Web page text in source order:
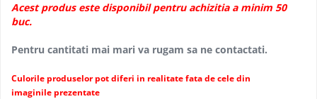
Acest produs este disponibil pentru achizitia a minim 50
buc.
Pentru cantitati mai mari va rugam sa ne contactati.
Culorile produselor pot diferi in realitate fata de cele din
imaginile prezentate